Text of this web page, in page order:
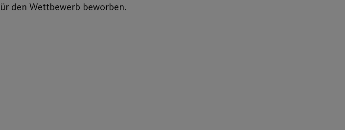
den Wettbewerb beworben.